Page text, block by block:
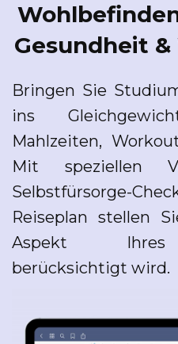
Gesundheit
Bringen Sie
ins
Mahlzeiten,
Mit speziellen
Selbstfürsorge-
Reiseplan stellen
Aspekt Ihres
berücksichtigt wird.